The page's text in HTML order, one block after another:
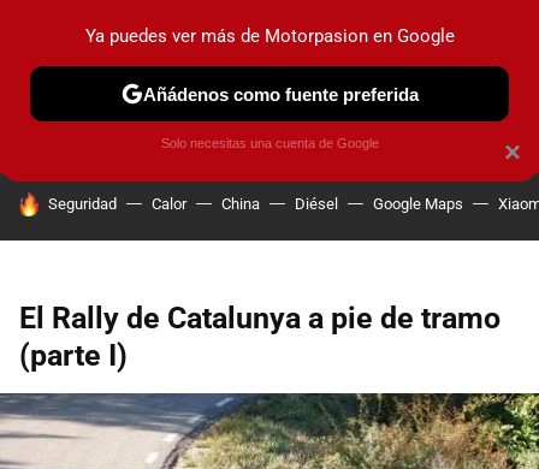
PRUEBAS COCHES ELÉCTRICOS OBSERVATORIO
HOY SE HABLA DE
Seguridad Calor China Diésel Google Maps
El Rally de Catalunya a pie de tramo
(parte I)
×
Ya puedes ver más de Motorpasion en Google
Añádenos como fuente preferida
Solo necesitas una cuenta de Google